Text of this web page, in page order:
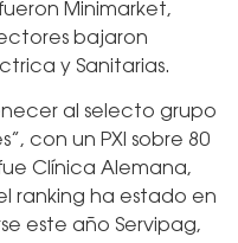
Minimarket,
bajaron
y Sanitarias.
al selecto grupo
con un PXI sobre 80
Clínica Alemana,
ranking ha estado en
este año Servipag,